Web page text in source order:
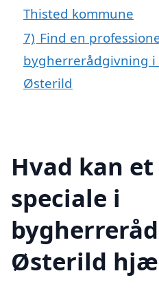
Thisted kommune
7) Find en
bygherrerådgivning
Østerild
Hvad kan
speciale i
Østerild